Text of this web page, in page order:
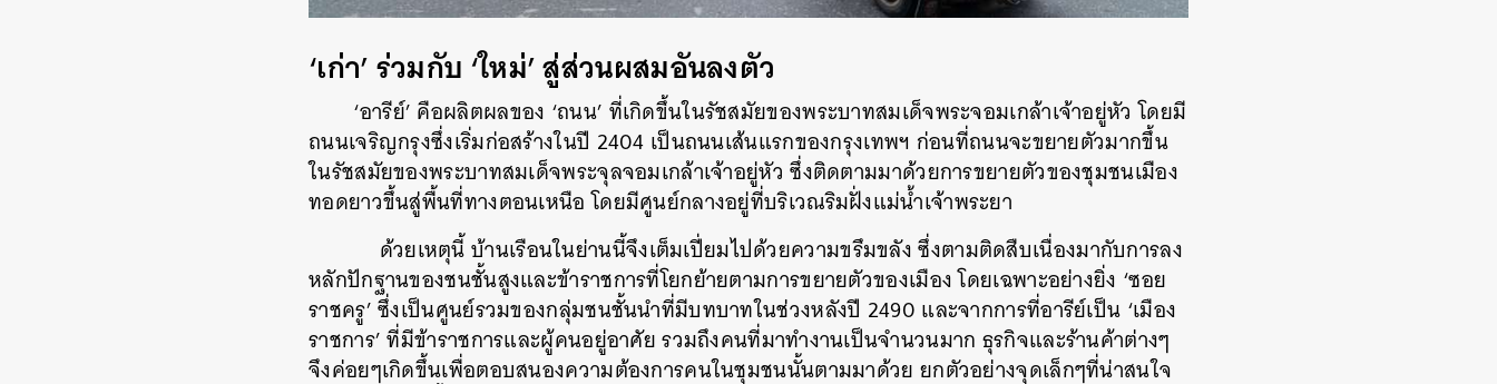
‘เก่า’ร่วมกับ‘ใหม่’สู่ส่วนผสมอันลงตัว
‘อารีย์’ คือผลิตผลของ ‘ถนน’ ที่เกิดขึ้นในรัชสมัยของพระบาทสมเด็จพระจอมเกล้าเจ้าอยู่หัว โดยมี
ถนนเจริญกรุงซึ่งเริ่มก่อสร้างในปี 2404 เป็นถนนเส้นแรกของกรุงเทพฯ ก่อนที่ถนนจะขยายตัวมากขึ้น
ในรัชสมัยของพระบาทสมเด็จพระจุลจอมเกล้าเจ้าอยู่หัว ซึ่งติดตามมาด้วยการขยายตัวของชุมชนเมือง
ทอดยาวขึ้นสู่พื้นที่ทางตอนเหนือ โดยมีศูนย์กลางอยู่ที่บริเวณริมฝั่งแม่น้ำเจ้าพระยา
ด้วยเหตุนี้ บ้านเรือนในย่านนี้จึงเต็มเปี่ยมไปด้วยความขรึมขลัง ซึ่งตามติดสืบเนื่องมากับการลง
หลักปักฐานของชนชั้นสูงและข้าราชการที่โยกย้ายตามการขยายตัวของเมือง โดยเฉพาะอย่างยิ่ง ‘ซอย
ราชครู’ ซึ่งเป็นศูนย์รวมของกลุ่มชนชั้นนำที่มีบทบาทในช่วงหลังปี 2490 และจากการที่อารีย์เป็น ‘เมือง
ราชการ’ ที่มีข้าราชการและผู้คนอยู่อาศัย รวมถึงคนที่มาทำงานเป็นจำนวนมาก ธุรกิจและร้านค้าต่างๆ
จึงค่อยๆเกิดขึ้นเพื่อตอบสนองความต้องการคนในชุมชนนั้นตามมาด้วย ยกตัวอย่างจุดเล็กๆที่น่าสนใจ